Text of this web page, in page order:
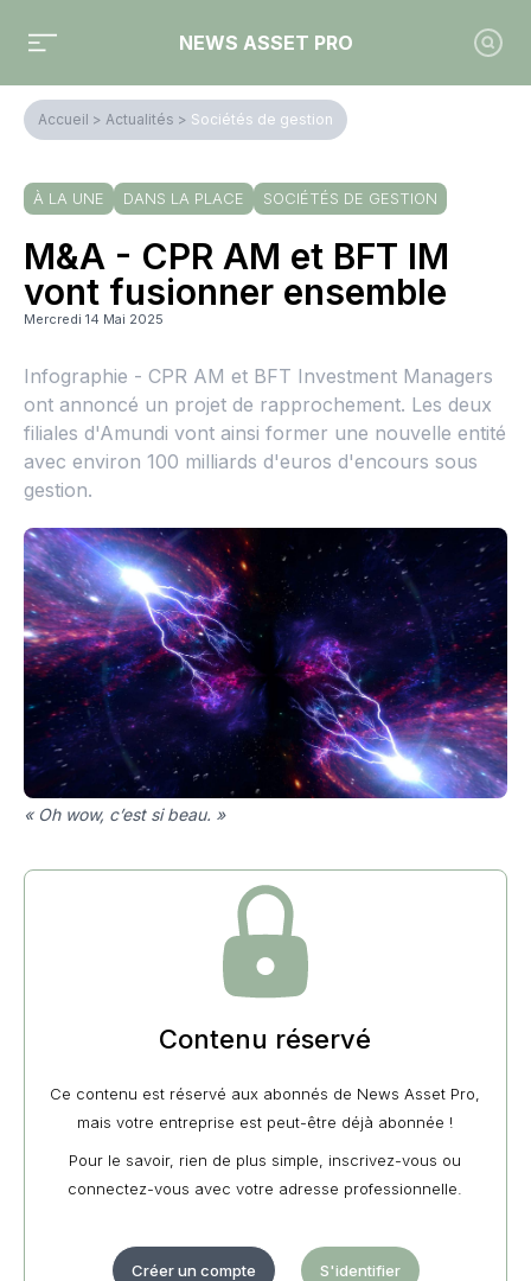
NEWS ASSET PRO
Accueil > Actualités > Sociétés de gestion
À LA UNE DANS LA PLACE SOCIÉTÉS DE GESTION
M&A - CPR AM et BFT IM
vont fusionner ensemble
Mercredi 14 Mai 2025
Infographie - CPR AM et BFT Investment Managers
ont annoncé un projet de rapprochement. Les deux
filiales d'Amundi vont ainsi former une nouvelle entité
avec environ 100 milliards d'euros d'encours sous
gestion.
« Oh wow, c’est si beau. »
Contenu réservé
Ce contenu est réservé aux abonnés de News Asset Pro,
mais votre entreprise est peut-être déjà abonnée !
Pour le savoir, rien de plus simple, inscrivez-vous ou
connectez-vous avec votre adresse professionnelle.
Créer un compte S'identifier